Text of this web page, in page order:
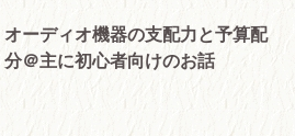
オーディオ機器の支配力と予算配
分＠主に初心者向けのお話